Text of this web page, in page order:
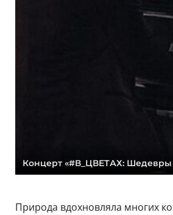
Концерт «#В_ЦВЕТАХ: Шедевры
Природа вдохновляла многих